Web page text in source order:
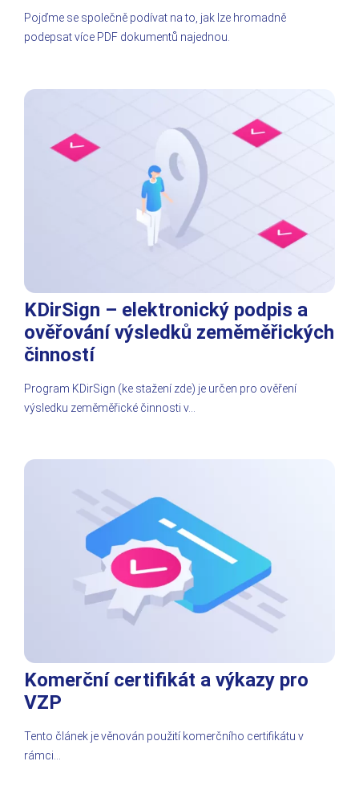
Pojďme se společně podívat na to, jak lze hromadně
podepsat více PDF dokumentů najednou.
KDirSign – elektronický podpis a
ověřování výsledků zeměměřických
činností
Program KDirSign (ke stažení zde) je určen pro ověření
výsledku zeměměřické činnosti v…
Komerční certifikát a výkazy pro
VZP
Tento článek je věnován použití komerčního certifikátu v
rámci…